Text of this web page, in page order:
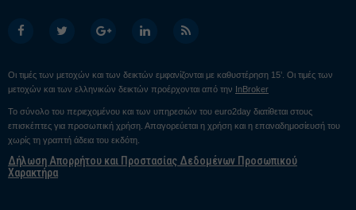
Οι τιμές των μετοχών και των δεικτών εμφανίζονται με καθυστέρηση 15’. Οι τιμές των
μετοχών και των ελληνικών δεικτών προέρχονται από την InBroker
Το σύνολο του περιεχομένου και των υπηρεσιών του euro2day διατίθεται στους
επισκέπτες για προσωπική χρήση. Απαγορεύεται η χρήση και η επαναδημοσίευσή του
χωρίς τη γραπτή άδεια του εκδότη.
Δήλωση Απορρήτου και Προστασίας Δεδομένων Προσωπικού
Χαρακτήρα